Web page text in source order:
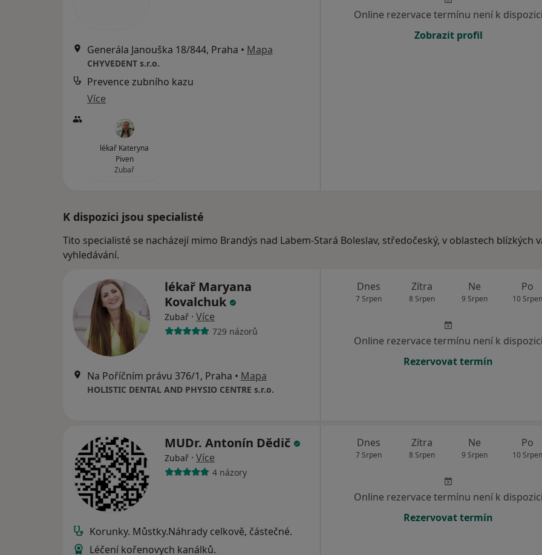
Generála Janouška 18/844, Praha • Mapa
CHYVEDENT s.r.o.
Prevence zubního kazu
Více
lékař Kateryna
Piven
Zubař
Online rezervace termínu není k dispozici
Zobrazit profil
K dispozici jsou specialisté
Tito specialisté se nacházejí mimo Brandýs nad Labem-Stará Boleslav, středočeský, v oblastech blízkých
vyhledávání.
lékař Maryana
Kovalchuk
Zubař · Více
729 názorů
Na Poříčním právu 376/1, Praha • Mapa
HOLISTIC DENTAL AND PHYSIO CENTRE s.r.o.
Dnes
7 Srpen
Zítra
8 Srpen
Ne
9 Srpen
Po
10 Srpen
Online rezervace termínu není k dispozici
Rezervovat termín
MUDr. Antonín Dědič
Zubař · Více
4 názory
Korunky. Můstky.Náhrady celkově, částečné.
Léčení kořenovych kanálků.
Dnes
7 Srpen
Zítra
8 Srpen
Ne
9 Srpen
Po
10 Srpen
Online rezervace termínu není k dispozici
Rezervovat termín